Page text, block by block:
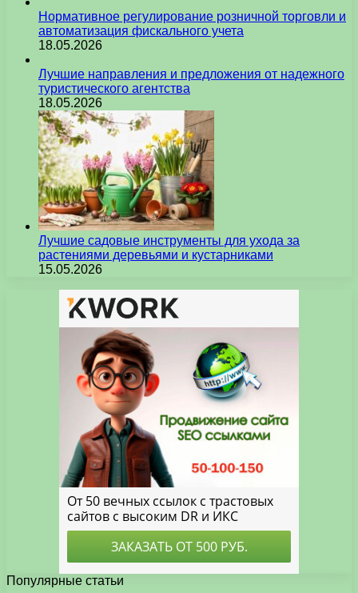
Нормативное регулирование розничной торговли и
автоматизация фискального учета
18.05.2026
Лучшие направления и предложения от надежного
туристического агентства
18.05.2026
Лучшие садовые инструменты для ухода за
растениями деревьями и кустарниками
15.05.2026
Популярные статьи